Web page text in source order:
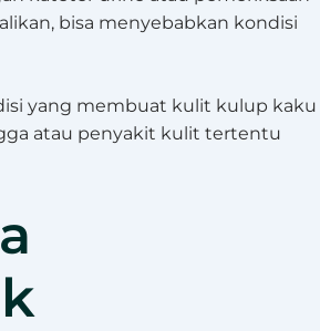
bisa menyebabkan kondisi
yang membuat kulit kulup kaku
atau penyakit kulit tertentu